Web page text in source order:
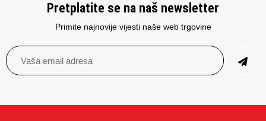
Pretplatite se na naš newsletter
Primite najnovije vijesti naše web trgovine